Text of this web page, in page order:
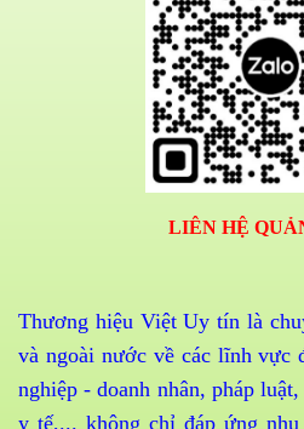
LIÊN HỆ
Thương hiệu Việt Uy tín là
và ngoài nước về các lĩnh vực
nghiệp - doanh nhân, pháp
y tế,... không chỉ đáp ứng